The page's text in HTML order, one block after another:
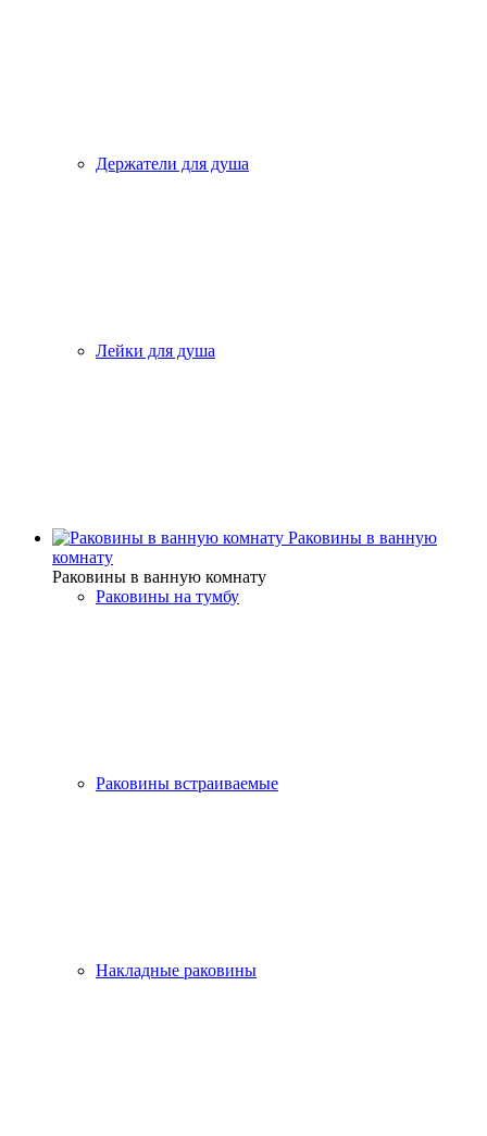
Держатели для душа
Лейки для душа
Раковины в ванную
комнату
Раковины в ванную комнату
Раковины на тумбу
Раковины встраиваемые
Накладные раковины